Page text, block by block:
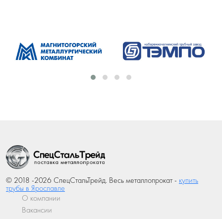
© 2018 -2026 СпецСтальТрейд. Весь металлопрокат - купить
трубы в Ярославле
О компании
Вакансии